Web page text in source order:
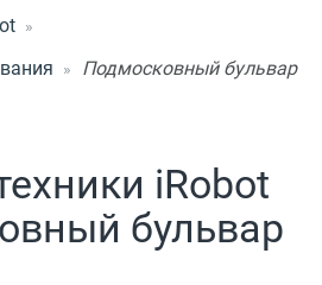
Подмосковный бульвар
iRobot
бульвар